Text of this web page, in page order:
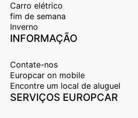
Carro elétrico
fim de semana
Inverno
INFORMAÇÃO
Contate-nos
Europcar on mobile
Encontre um local de aluguel
SERVIÇOS EUROPCAR